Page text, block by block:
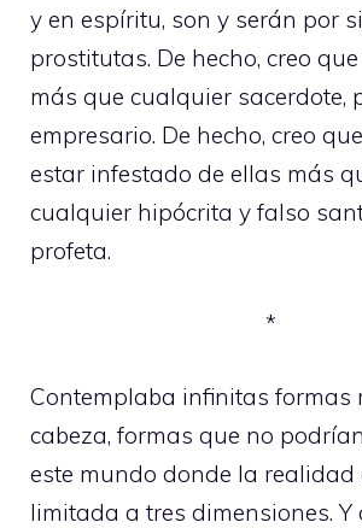
y en espíritu, son y serán por
prostitutas. De hecho, creo
más que cualquier sacerdote,
empresario. De hecho, creo
estar infestado de ellas más
cualquier hipócrita y falso
profeta.
*
Contemplaba infinitas formas
cabeza, formas que no
este mundo donde la realidad
limitada a tres dimensiones. Y